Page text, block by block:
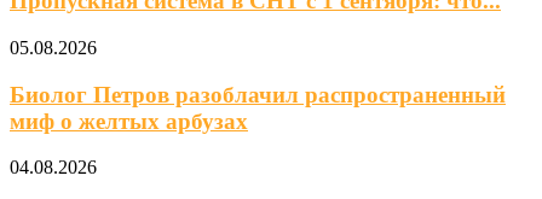
05.08.2026
Биолог Петров разоблачил распространенный
миф о желтых арбузах
04.08.2026